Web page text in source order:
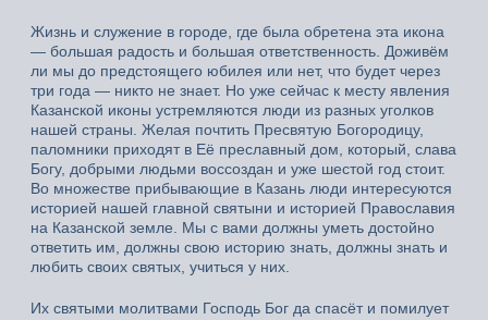
Жизнь и служение в городе, где была обретена эта икона
— большая радость и большая ответственность. Доживём
ли мы до предстоящего юбилея или нет, что будет через
три года — никто не знает. Но уже сейчас к месту явления
Казанской иконы устремляются люди из разных уголков
нашей страны. Желая почтить Пресвятую Богородицу,
паломники приходят в Её преславный дом, который, слава
Богу, добрыми людьми воссоздан и уже шестой год стоит.
Во множестве прибывающие в Казань люди интересуются
историей нашей главной святыни и историей Православия
на Казанской земле. Мы с вами должны уметь достойно
ответить им, должны свою историю знать, должны знать и
любить своих святых, учиться у них.
Их святыми молитвами Господь Бог да спасёт и помилует